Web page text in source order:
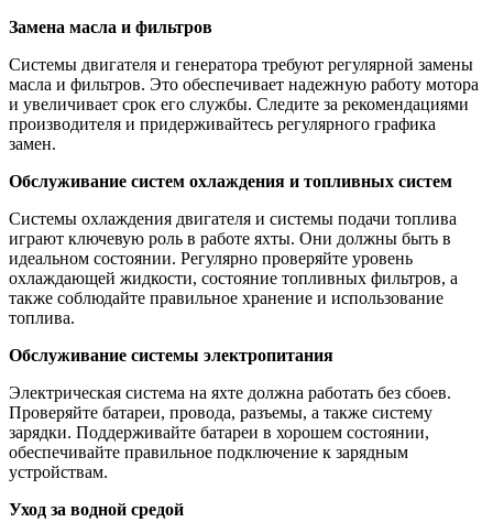
Замена масла и фильтров
Системы двигателя и генератора требуют регулярной замены
масла и фильтров. Это обеспечивает надежную работу мотора
и увеличивает срок его службы. Следите за рекомендациями
производителя и придерживайтесь регулярного графика
замен.
Обслуживание систем охлаждения и топливных систем
Системы охлаждения двигателя и системы подачи топлива
играют ключевую роль в работе яхты. Они должны быть в
идеальном состоянии. Регулярно проверяйте уровень
охлаждающей жидкости, состояние топливных фильтров, а
также соблюдайте правильное хранение и использование
топлива.
Обслуживание системы электропитания
Электрическая система на яхте должна работать без сбоев.
Проверяйте батареи, провода, разъемы, а также систему
зарядки. Поддерживайте батареи в хорошем состоянии,
обеспечивайте правильное подключение к зарядным
устройствам.
Уход за водной средой